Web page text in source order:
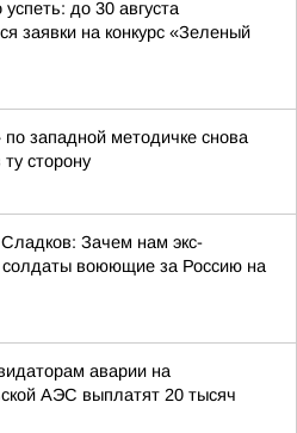
до 30 августа
заявки на конкурс «Зеленый
западной методичке снова
сторону
Зачем нам экс-
солдаты воюющие за Россию на
аварии на
АЭС выплатят 20 тысяч